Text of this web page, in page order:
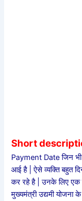
Short
Payment Date जिन
आई है | ऐसे व्यक्ति बहुत
कर रहे है | उनके लिए एक
मुख्यमंत्री उद्यमी योजना